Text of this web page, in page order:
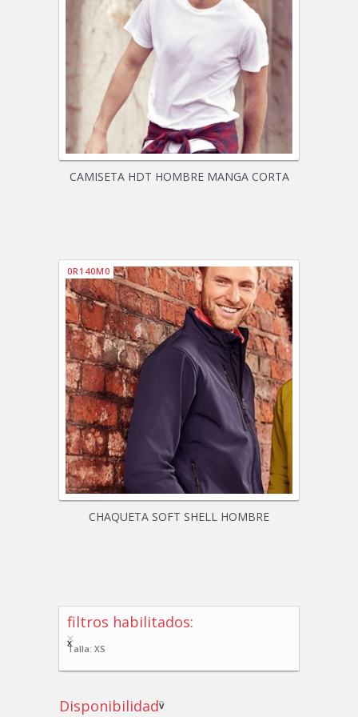
CAMISETA HDT HOMBRE MANGA CORTA
0R140M0
CHAQUETA SOFT SHELL HOMBRE
filtros habilitados:
x
Talla: XS
Disponibilidadv